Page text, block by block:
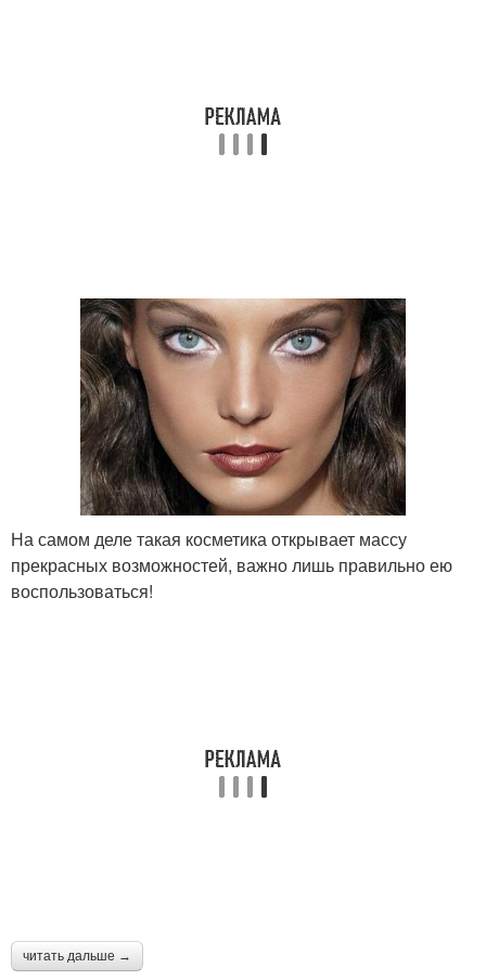
На самом деле такая косметика открывает массу
прекрасных возможностей, важно лишь правильно ею
воспользоваться!
читать дальше →